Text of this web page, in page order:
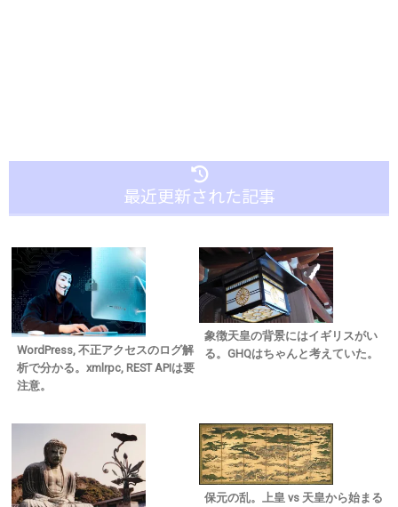
最近更新された記事
WordPress, 不正アクセスのログ解
析で分かる。xmlrpc, REST APIは要
注意。
象徴天皇の背景にはイギリスがい
る。GHQはちゃんと考えていた。
保元の乱。上皇 vs 天皇から始まる